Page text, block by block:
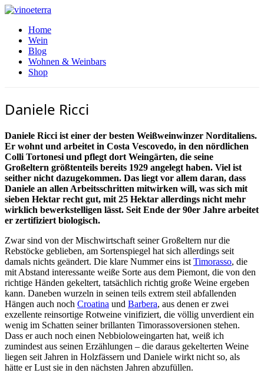
Home
Wein
Blog
Wohnen & Weinbars
Shop
Daniele Ricci
Daniele Ricci ist einer der besten Weißweinwinzer Norditaliens.
Er wohnt und arbeitet in Costa Vescovedo, in den nördlichen
Colli Tortonesi und pflegt dort Weingärten, die seine
Großeltern größtenteils bereits 1929 angelegt haben. Viel ist
seither nicht dazugekommen. Das liegt vor allem daran, dass
Daniele an allen Arbeitsschritten mitwirken will, was sich mit
sieben Hektar recht gut, mit 25 Hektar allerdings nicht mehr
wirklich bewerkstelligen lässt. Seit Ende der 90er Jahre arbeitet
er zertifiziert biologisch.
Zwar sind von der Mischwirtschaft seiner Großeltern nur die
Rebstöcke geblieben, am Sortenspiegel hat sich allerdings seit
damals nichts geändert. Die klare Nummer eins ist Timorasso, die
mit Abstand interessante weiße Sorte aus dem Piemont, die von den
richtige Händen gekeltert, tatsächlich richtig große Weine ergeben
kann. Daneben wurzeln in seinen teils extrem steil abfallenden
Hängen auch noch Croatina und Barbera, aus denen er zwei
exzellente reinsortige Rotweine vinifiziert, die völlig unverdient ein
wenig im Schatten seiner brillanten Timorassoversionen stehen.
Dass er auch noch einen Nebbioloweingarten hat, weiß ich
zumindest aus seinen Erzählungen – die daraus gekelterten Weine
liegen seit Jahren in Holzfässern und Daniele wirkt nicht so, als
hätte er Lust sie in den nächsten Jahren abzufüllen.